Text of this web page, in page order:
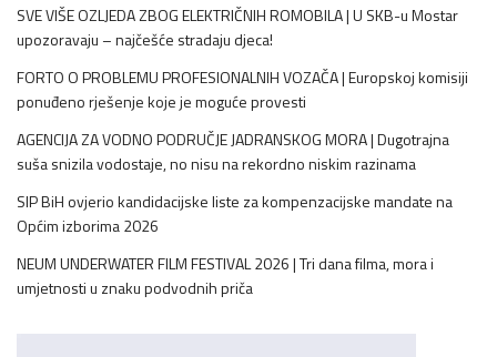
SVE VIŠE OZLJEDA ZBOG ELEKTRIČNIH ROMOBILA | U SKB-u Mostar
upozoravaju – najčešće stradaju djeca!
FORTO O PROBLEMU PROFESIONALNIH VOZAČA | Europskoj komisiji
ponuđeno rješenje koje je moguće provesti
AGENCIJA ZA VODNO PODRUČJE JADRANSKOG MORA | Dugotrajna
suša snizila vodostaje, no nisu na rekordno niskim razinama
SIP BiH ovjerio kandidacijske liste za kompenzacijske mandate na
Općim izborima 2026
NEUM UNDERWATER FILM FESTIVAL 2026 | Tri dana filma, mora i
umjetnosti u znaku podvodnih priča